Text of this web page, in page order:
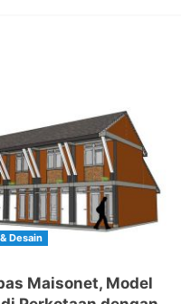
Desain
Maisonet, Model